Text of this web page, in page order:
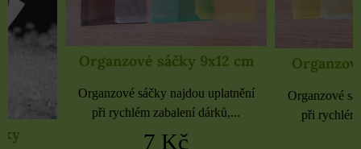
Organzové sáčky 9x12 cm
Organzové sáčky najdou uplatnění
při rychlém zabalení dárků,...
Organzové sáčky
Organzové sáčky najdou
při rychlém zabalení